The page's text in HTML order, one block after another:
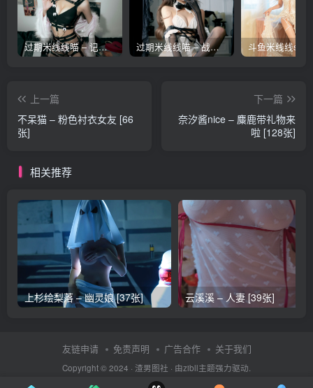
过期米线线喵 – 记忆胶片 [53张] 过期米线线喵 – 战斗女仆 [45张]
上一篇
不呆猫 – 粉色衬衣女友 [66
张]
下一篇
奈汐酱nice – 麋鹿带礼物来
啦 [128张]
相关推荐
上杉绘梨落 – 幽灵娘 [37张] 云溪溪 – 人妻 [39张]
友链申请 免责声明 广告合作 关于我们
Copyright © 2024 · 渣男图社 · 由zibll主题强力驱动.